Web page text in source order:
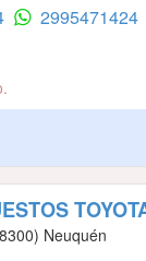
2995471424
Neuquén